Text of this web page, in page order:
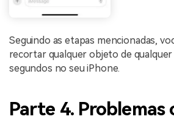
Seguindo as etapas mencionadas,
recortar qualquer objeto de
segundos no seu iPhone.
Parte 4. Problemas